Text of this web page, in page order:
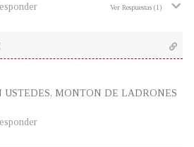
Ver Respuestas (1)
MONTON DE LADRONES